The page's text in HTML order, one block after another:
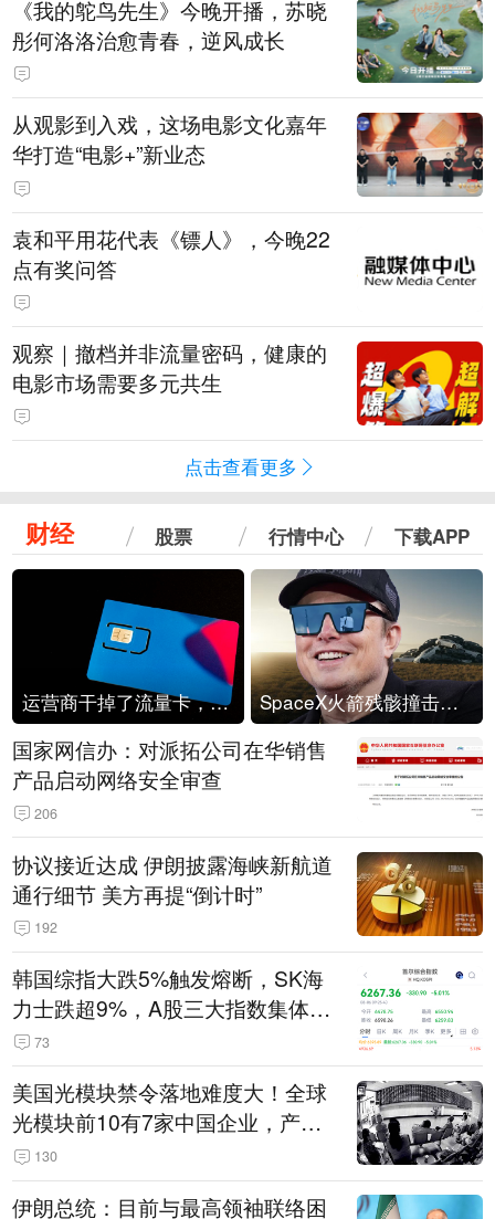
《我的鸵鸟先生》今晚开播，苏晓
彤何洛洛治愈青春，逆风成长
从观影到入戏，这场电影文化嘉年
华打造“电影+”新业态
袁和平用花代表《镖人》，今晚22
点有奖问答
观察｜撤档并非流量密码，健康的
电影市场需要多元共生
点击查看更多
财经 股票 行情中心 下载APP
运营商干掉了流量卡，他们真的玩不起了 SpaceX火箭残骸撞击月球
国家网信办：对派拓公司在华销售
产品启动网络安全审查
206
协议接近达成 伊朗披露海峡新航道
通行细节 美方再提“倒计时”
192
韩国综指大跌5%触发熔断，SK海
力士跌超9%，A股三大指数集体低
开 73
美国光模块禁令落地难度大！全球
光模块前10有7家中国企业，产业
界人士：想“脱钩”并不容易
130
伊朗总统：目前与最高领袖联络困